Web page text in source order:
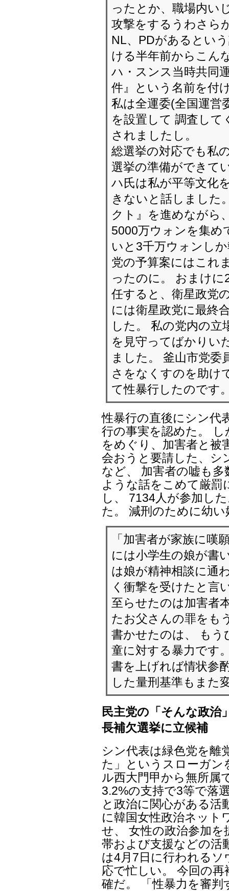
ったとか、職場内い
攻撃をするうわさら
NL、PDがあるとい
ける半年前からこん
ハ・スンス当時共同
件』という名前を付
私は全運委(全国運営
を設置して 調査し
されましたし。
総選挙の対応でも私
選挙の準備ができて
ハ氏は私が平等文化
きないと話しました
クト』を進めながら
5000万ウォンを集め
いと3千万ウォンし
党の予算案にはこれ
ったのに。 おまけに
任すると、衛星政党
には衛星政党に最終
した。 私の党内の
を見守ってばかりい
ました。 釜山市党委
さをなくすのを助け
て性暴行したのです
性暴行の直後にシン代
行の事実を認めた。
をめぐり、加害者と被
会おうと要請した、シ
など、 加害者の嘘も
ような話をこめて厳罰
し、 7134人が参加し
た。 減刑のために幼
「加害者が家族に嘆
には小学生の娘が書
は娘が精神相談に通
く衝撃を受けたと言
至らせたのは加害者
たお父さんの罪をも
書かせたのは、 もう
童に対する暴力です
書を上げれば情状参
した量刑基準もまた
民主党の「そんな政治
長補欠選挙に立候補
シン代表は緑色党を離
た」というスローガン
ル西大門甲から無所属
3.2%の支持で3等で落
と政治に関心がある活
に韓国女性政治ネット
せ、 女性の政治参加
帯および支援などの活
は4月7日に行われるソ
応で忙しい。 今回の
確だ。 「性暴力を審